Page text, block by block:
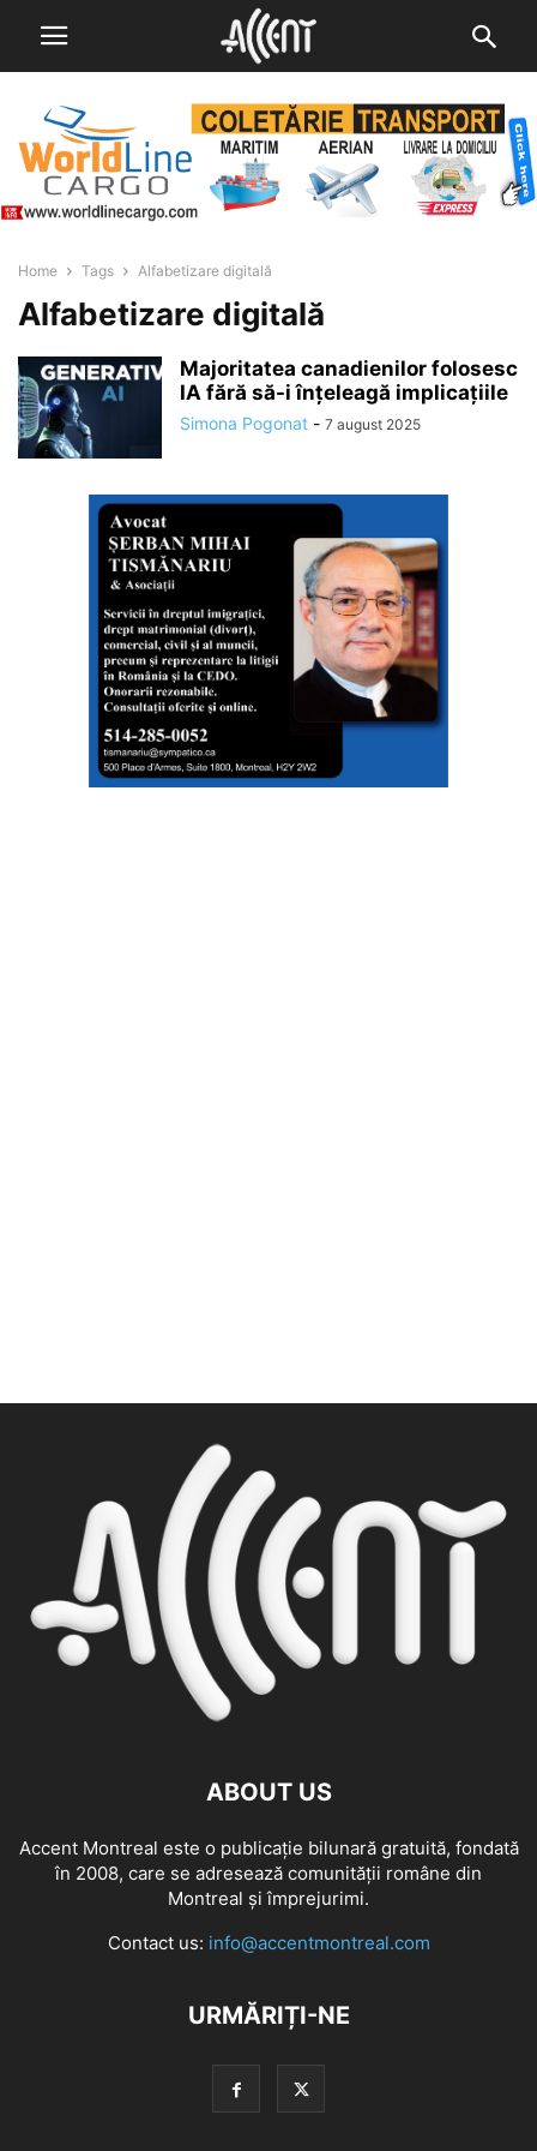
Home Tags Alfabetizare digitală
Alfabetizare digitală
Majoritatea canadienilor folosesc
IA fără să-i înțeleagă implicațiile
Simona Pogonat - 7 august 2025
ABOUT US
Accent Montreal este o publicație bilunară gratuită, fondată
în 2008, care se adresează comunităţii române din
Montreal şi împrejurimi.
Contact us: info@accentmontreal.com
URMĂRIȚI-NE